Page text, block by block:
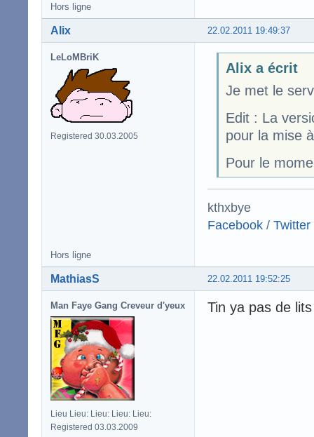
Hors ligne
22.02.2011 19:49:37
Alix
LeLoMBriK
Registered 30.03.2005
Alix a écrit
Je met le
Edit : La
pour la mise
Pour le
kthxbye
Facebook / Twitter
Hors ligne
22.02.2011 19:52:25
MathiasS
Man Faye Gang Creveur d'yeux
Lieu Lieu: Lieu: Lieu: Lieu:
Registered 03.03.2009
Tin ya pas de